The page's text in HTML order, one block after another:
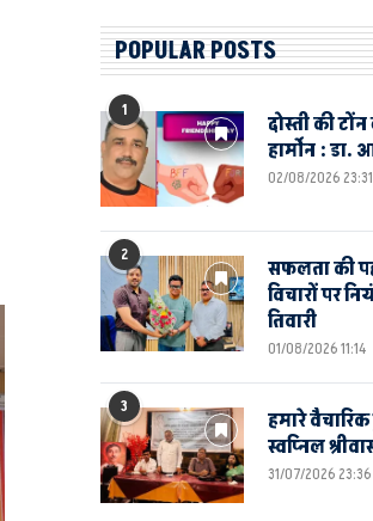
POPULAR POSTS
1
दोस्ती की टोंन
हार्मोन :
02/08/2026 23:31
2
सफलता की
विचारों पर
तिवारी
01/08/2026 11:14
3
हमारे
स्वप्निल
31/07/2026 23:36